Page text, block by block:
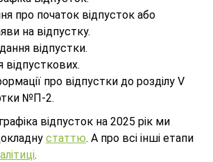
про початок відпусток або
на відпустку.
відпустки.
про відпустки до розділу V
№П-2.
відпусток на 2025 рік ми
статтю. А про всі інші етапи
.